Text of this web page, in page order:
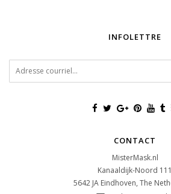
INFOLETTRE
CONTACT
MisterMask.nl
Kanaaldijk-Noord 111
5642 JA Eindhoven, The